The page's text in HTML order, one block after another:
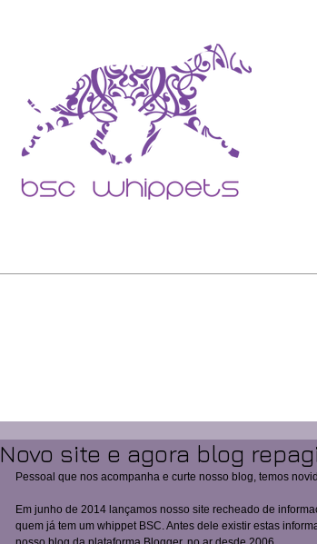
Novo site e agora blog
Pessoal que nos acompanha e curte nosso blog, temos
Em junho de 2014 lançamos nosso site recheado de
quem já tem um whippet BSC. Antes dele existir estas